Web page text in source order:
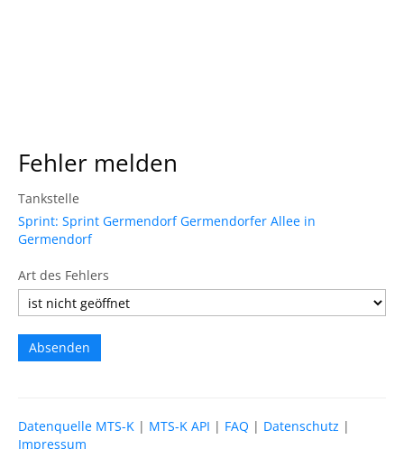
Fehler melden
Tankstelle
Sprint: Sprint Germendorf Germendorfer Allee in
Germendorf
Art des Fehlers
Datenquelle MTS-K | MTS-K API | FAQ | Datenschutz |
Impressum